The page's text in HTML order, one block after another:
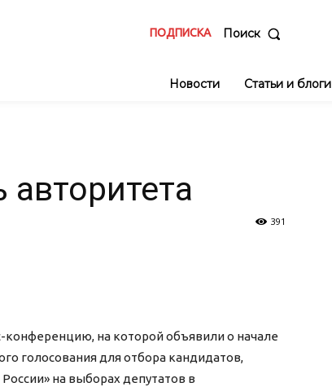
ПОДПИСКА Поиск
Новости Статьи и блоги
391
конференцию, на которой объявили о начале
голосования для отбора кандидатов,
на выборах депутатов в